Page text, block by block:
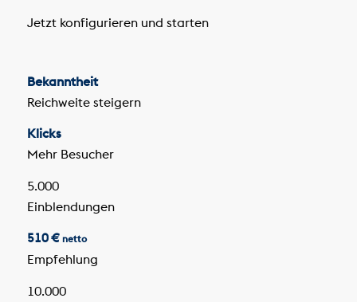
Jetzt konfigurieren und starten
Bekanntheit
Reichweite steigern
Klicks
Mehr Besucher
5.000
Einblendungen
510 € netto
Empfehlung
10.000